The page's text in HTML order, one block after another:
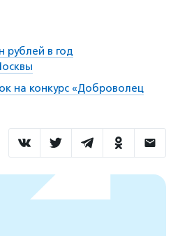
рублей в год
на конкурс «Доброволец